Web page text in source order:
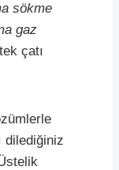
sökme
gaz
çatı
dilediğiniz